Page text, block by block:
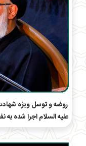
روضه و توسل ویژه
علیه السلام اجرا شده